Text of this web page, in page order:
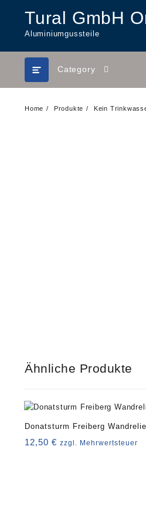
content
Tural GmbH
Aluminiumgussteile
Category
Home Produkte Kein
Ähnliche Produkte
Donatsturm Freiberg
12,50 € zzgl. Mehrwertsteuer